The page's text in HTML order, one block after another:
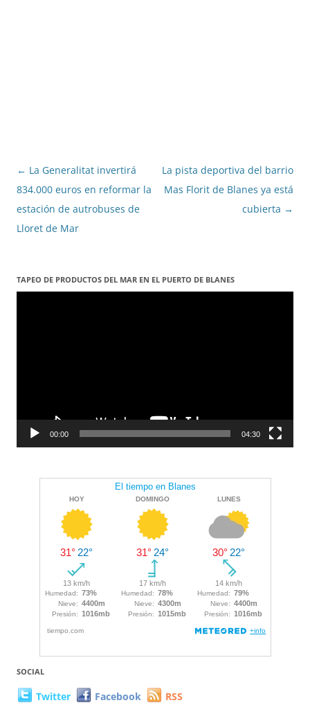
Navegació
per
les
entrades
← La Generalitat invertirá
834.000 euros en reformar la
estación de autrobuses de
Lloret de Mar
La pista deportiva del barrio
Mas Florit de Blanes ya está
cubierta →
TAPEO DE PRODUCTOS DEL MAR EN EL PUERTO DE BLANES
Reproductor
00:00 04:30
SOCIAL
Twitter Facebook RSS